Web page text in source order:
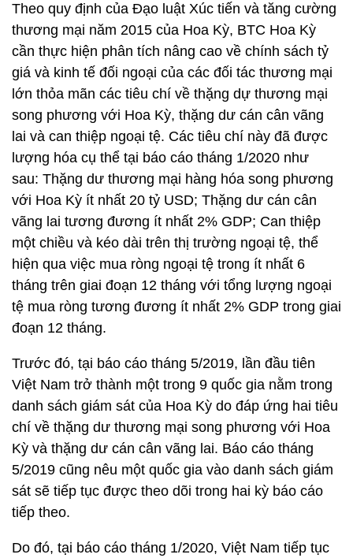
Theo quy định của Đạo luật Xúc tiến và tăng cường
thương mại năm 2015 của Hoa Kỳ, BTC Hoa Kỳ
cần thực hiện phân tích nâng cao về chính sách tỷ
giá và kinh tế đối ngoại của các đối tác thương mại
lớn thỏa mãn các tiêu chí về thặng dự thương mại
song phương với Hoa Kỳ, thặng dư cán cân vãng
lai và can thiệp ngoại tệ. Các tiêu chí này đã được
lượng hóa cụ thể tại báo cáo tháng 1/2020 như
sau: Thặng dư thương mại hàng hóa song phương
với Hoa Kỳ ít nhất 20 tỷ USD; Thặng dư cán cân
vãng lai tương đương ít nhất 2% GDP; Can thiệp
một chiều và kéo dài trên thị trường ngoại tệ, thể
hiện qua việc mua ròng ngoại tệ trong ít nhất 6
tháng trên giai đoạn 12 tháng với tổng lượng ngoại
tệ mua ròng tương đương ít nhất 2% GDP trong giai
đoạn 12 tháng.
Trước đó, tại báo cáo tháng 5/2019, lần đầu tiên
Việt Nam trở thành một trong 9 quốc gia nằm trong
danh sách giám sát của Hoa Kỳ do đáp ứng hai tiêu
chí về thặng dư thương mại song phương với Hoa
Kỳ và thặng dư cán cân vãng lai. Báo cáo tháng
5/2019 cũng nêu một quốc gia vào danh sách giám
sát sẽ tiếp tục được theo dõi trong hai kỳ báo cáo
tiếp theo.
Do đó, tại báo cáo tháng 1/2020, Việt Nam tiếp tục